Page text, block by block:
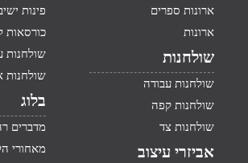
ארונות ספרים
ארונות
שולחנות
שולחנות עבודה
שולחנות קפה
שולחנות צד
אביזרי עיצוב
פינות
כורסאות
שולחנות
שולחנות
בלוג
מדברים
מאחורי